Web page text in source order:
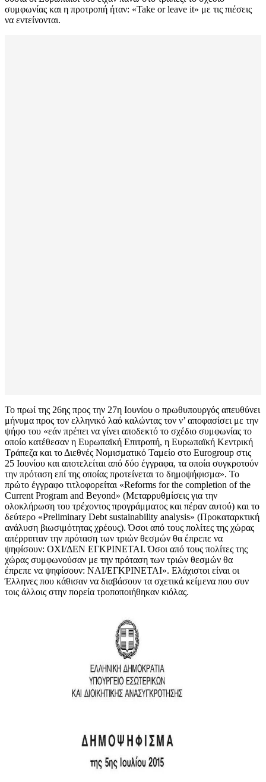
συμφωνίας και η προτροπή ήταν: «Take or leave it» με τις πιέσεις
να εντείνονται.
Το πρωί της 26ης προς την 27η Ιουνίου ο πρωθυπουργός απευθύνει
μήνυμα προς τον ελληνικό λαό καλώντας τον ν’ αποφασίσει με την
ψήφο του «εάν πρέπει να γίνει αποδεκτό το σχέδιο συμφωνίας το
οποίο κατέθεσαν η Ευρωπαϊκή Επιτροπή, η Ευρωπαϊκή Κεντρική
Τράπεζα και το Διεθνές Νομισματικό Ταμείο στο Eurogroup στις
25 Ιουνίου και αποτελείται από δύο έγγραφα, τα οποία συγκροτούν
την πρόταση επί της οποίας προτείνεται το δημοψήφισμα». Το
πρώτο έγγραφο τιτλοφορείται «Reforms for the completion of the
Current Program and Beyond» (Μεταρρυθμίσεις για την
ολοκλήρωση του τρέχοντος προγράμματος και πέραν αυτού) και το
δεύτερο «Preliminary Debt sustainability analysis» (Προκαταρκτική
ανάλυση βιωσιμότητας χρέους). Όσοι από τους πολίτες της χώρας
απέρριπταν την πρόταση των τριών θεσμών θα έπρεπε να
ψηφίσουν: ΟΧΙ/ΔΕΝ ΕΓΚΡΙΝΕΤΑΙ. Όσοι από τους πολίτες της
χώρας συμφωνούσαν με την πρόταση των τριών θεσμών θα
έπρεπε να ψηφίσουν: ΝΑΙ/ΕΓΚΡΙΝΕΤΑΙ». Ελάχιστοι είναι οι
Έλληνες που κάθισαν να διαβάσουν τα σχετικά κείμενα που συν
τοις άλλοις στην πορεία τροποποιήθηκαν κιόλας.